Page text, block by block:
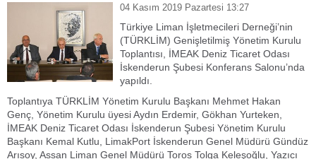
04 Kasım 2019 Pazartesi 13:27
Türkiye Liman İşletmecileri Derneği’nin
(TÜRKLİM) Genişletilmiş Yönetim Kurulu
Toplantısı, İMEAK Deniz Ticaret Odası
İskenderun Şubesi Konferans Salonu’nda
yapıldı.
Toplantıya TÜRKLİM Yönetim Kurulu Başkanı Mehmet Hakan
Genç, Yönetim Kurulu üyesi Aydın Erdemir, Gökhan Yurteken,
İMEAK Deniz Ticaret Odası İskenderun Şubesi Yönetim Kurulu
Başkanı Kemal Kutlu, LimakPort İskenderun Genel Müdürü Gündüz
Arısoy, Assan Liman Genel Müdürü Toros Tolga Keleşoğlu, Yazıcı